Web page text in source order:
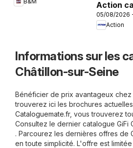
Action
05/08/2026
Action
Informations sur les
Châtillon-sur-Seine
Bénéficier de prix avantageux chez
trouverez ici les brochures
Cataloguemate.fr, vous trouverez
Consultez le dernier catalogue
. Parcourez les dernières offres de
en toute simplicité. L'offre est